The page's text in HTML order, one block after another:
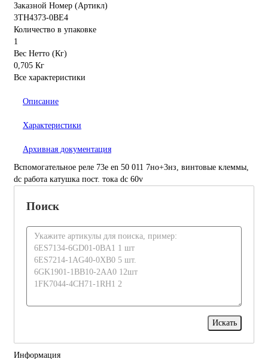
Заказной Номер (Артикл)
3TH4373-0BE4
Количество в упаковке
1
Вес Нетто (Кг)
0,705 Кг
Все характеристики
Описание
Характеристики
Архивная документация
Вспомогательное реле 73e en 50 011 7но+3нз, винтовые клеммы,
dc работа катушка пост. тока dc 60v
Поиск
Информация